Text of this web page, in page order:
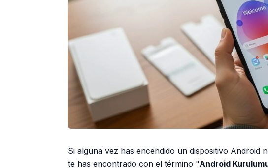
Si alguna vez has encendido un dispositivo Android
te has encontrado con el término "Android